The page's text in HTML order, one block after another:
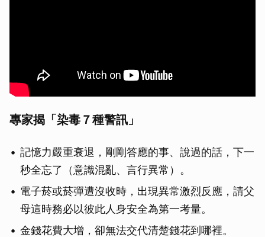
專家揭「染毒７種警訊」
記憶力嚴重衰退，剛剛答應的事、說過的話，下一
秒全忘了（意識混亂、言行異常）。
電子菸或菸彈遭沒收時，出現異常激烈反應，請父
母這時務必以彼此人身安全為第一考量。
金錢花費大增，卻無法交代清楚錢花到哪裡。